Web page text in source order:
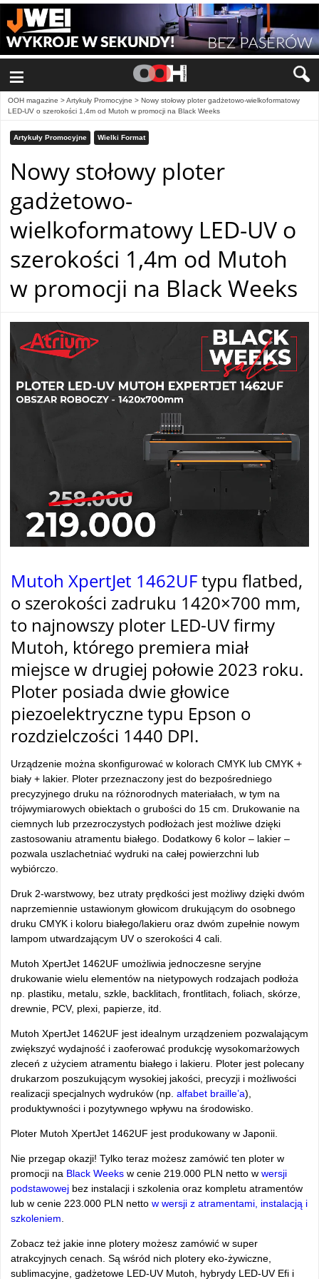
≡
OOH magazine >Artykuły Promocyjne > Nowy stołowy ploter gadżetowo-wielkoformatowy
LED-UV o szerokości 1,4m od Mutoh w promocji na Black Weeks
Artykuły Promocyjne Wielki Format
Nowy stołowy ploter
gadżetowo-
wielkoformatowy LED-UV o
szerokości 1,4m od Mutoh
w promocji na Black Weeks
Mutoh XpertJet 1462UFtypu flatbed,
o szerokości zadruku 1420×700 mm,
to najnowszy ploter LED-UV firmy
Mutoh, którego premiera miał
miejsce w drugiej połowie 2023 roku.
Ploter posiada dwie głowice
piezoelektryczne typu Epson o
rozdzielczości 1440 DPI.
Urządzenie można skonfigurować w kolorach CMYK lub CMYK +
biały + lakier. Ploter przeznaczony jest do bezpośredniego
precyzyjnego druku na różnorodnych materiałach, w tym na
trójwymiarowych obiektach o grubości do 15 cm. Drukowanie na
ciemnych lub przezroczystych podłożach jest możliwe dzięki
zastosowaniu atramentu białego. Dodatkowy 6 kolor – lakier –
pozwala uszlachetniać wydruki na całej powierzchni lub
wybiórczo.
Druk 2-warstwowy, bez utraty prędkości jest możliwy dzięki dwóm
naprzemiennie ustawionym głowicom drukującym do osobnego
druku CMYK i koloru białego/lakieru oraz dwóm zupełnie nowym
lampom utwardzającym UV o szerokości 4 cali.
Mutoh XpertJet 1462UF umożliwia jednoczesne seryjne
drukowanie wielu elementów na nietypowych rodzajach podłoża
np. plastiku, metalu, szkle, backlitach, frontlitach, foliach, skórze,
drewnie, PCV, plexi, papierze, itd.
Mutoh XpertJet 1462UF jest idealnym urządzeniem pozwalającym
zwiększyć wydajność i zaoferować produkcję wysokomarżowych
zleceń z użyciem atramentu białego i lakieru. Ploter jest polecany
drukarzom poszukującym wysokiej jakości, precyzji i możliwości
realizacji specjalnych wydruków (np. alfabet braille’a),
produktywności i pozytywnego wpływu na środowisko.
Ploter Mutoh XpertJet 1462UF jest produkowany w Japonii.
Nie przegap okazji! Tylko teraz możesz zamówić ten ploter w
promocji na Black Weeks w cenie 219.000 PLN netto w wersji
podstawowej bez instalacji i szkolenia oraz kompletu atramentów
lub w cenie 223.000 PLN netto w wersji z atramentami, instalacją i
szkoleniem
Zobacz też jakie inne plotery możesz zamówić w super
atrakcyjnych cenach. Są wśród nich plotery eko-żywiczne,
sublimacyjne, gadżetowe LED-UV Mutoh, hybrydy LED-UV Efi i